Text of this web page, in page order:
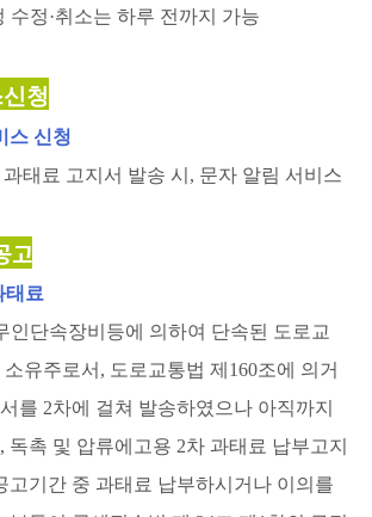
수정·취소는 하루 전까지 가능
청
스 신청
태료 고지서 발송 시, 문자 알림 서비스
고
태료
인단속장비등에 의하여 단속된 도로교
유주로서, 도로교통법 제160조에 의거
를 2차에 걸쳐 발송하였으나 아직까지
독촉 및 압류에고용 2차 과태료 납부고지
고기간 중 과태료 납부하시거나 이의를